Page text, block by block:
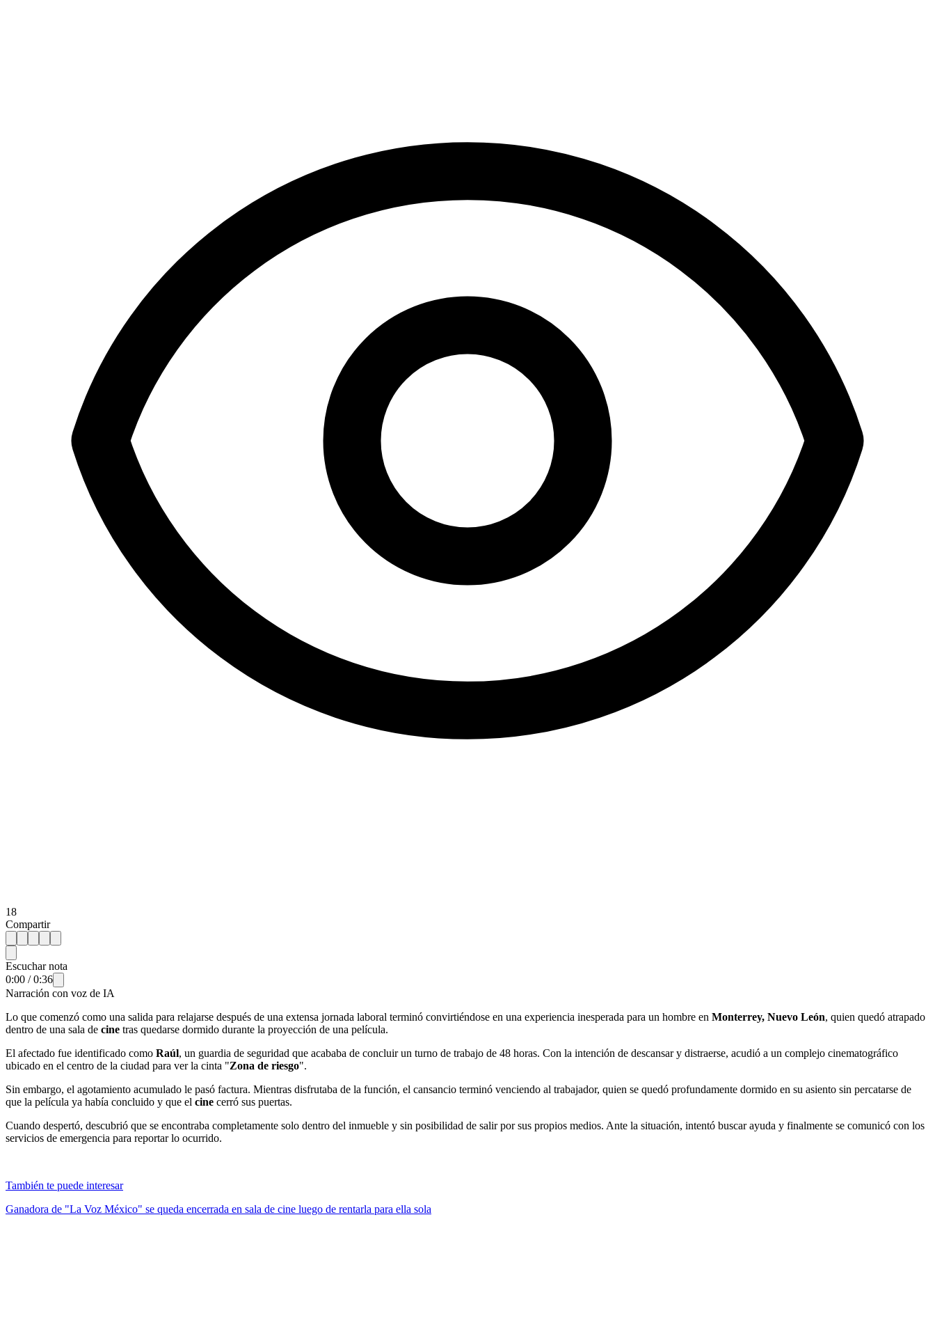
18
Compartir
Escuchar nota
0:00 /0:36
Narración con voz de IA
Lo que comenzó como una salida para relajarse después de una extensa jornada laboral terminó convirtiéndose en una experiencia inesperada para un hombre en Monterrey, Nuevo León, quien quedó atrapado
dentro de una sala de cine tras quedarse dormido durante la proyección de una película.
El afectado fue identificado como Raúl, un guardia de seguridad que acababa de concluir un turno de trabajo de 48 horas. Con la intención de descansar y distraerse, acudió a un complejo cinematográfico
ubicado en el centro de la ciudad para ver la cinta "Zona de riesgo".
Sin embargo, el agotamiento acumulado le pasó factura. Mientras disfrutaba de la función, el cansancio terminó venciendo al trabajador, quien se quedó profundamente dormido en su asiento sin percatarse de
que la película ya había concluido y que el cine cerró sus puertas.
Cuando despertó, descubrió que se encontraba completamente solo dentro del inmueble y sin posibilidad de salir por sus propios medios. Ante la situación, intentó buscar ayuda y finalmente se comunicó con los
servicios de emergencia para reportar lo ocurrido.
También te puede interesar
Ganadora de "La Voz México" se queda encerrada en sala de cine luego de rentarla para ella sola